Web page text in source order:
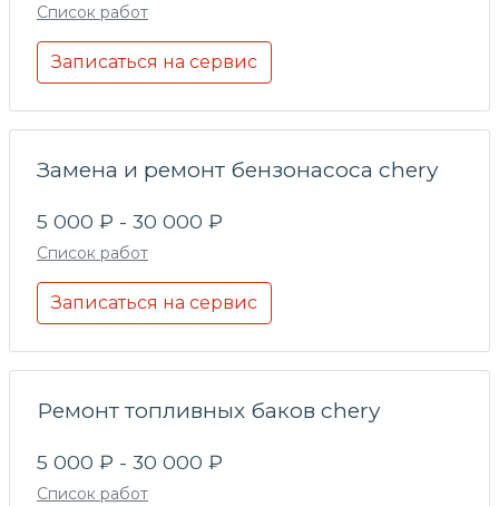
Список работ
Записаться на сервис
Замена и ремонт бензонасоса chery
5 000 ₽ - 30 000 ₽
Список работ
Записаться на сервис
Ремонт топливных баков chery
5 000 ₽ - 30 000 ₽
Список работ